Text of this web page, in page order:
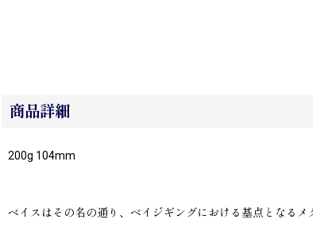
商品詳細
200g 104mm
ベイスはその名の通り、ベイジギングにおける基点となるメ